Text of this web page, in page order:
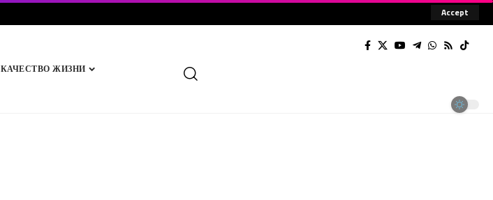
Accept
КАЧЕСТВО ЖИЗНИ